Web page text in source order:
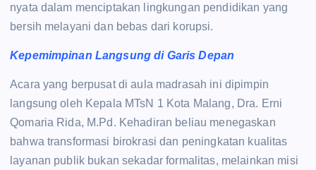
nyata dalam menciptakan lingkungan pendidikan yang
bersih melayani dan bebas dari korupsi.
Kepemimpinan Langsung di Garis Depan
Acara yang berpusat di aula madrasah ini dipimpin
langsung oleh Kepala MTsN 1 Kota Malang, Dra. Erni
Qomaria Rida, M.Pd. Kehadiran beliau menegaskan
bahwa transformasi birokrasi dan peningkatan kualitas
layanan publik bukan sekadar formalitas, melainkan misi